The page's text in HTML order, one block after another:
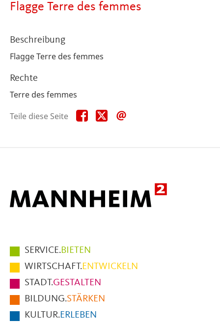
Flagge Terre des femmes
Beschreibung
Flagge Terre des femmes
Rechte
Terre des femmes
Teile diese Seite
Teile
diese
Teile
diese
Hauptmenüpunkte
im
Fußbereich
der
Seite
SERVICE.BIETEN
WIRTSCHAFT.ENTWICKELN
STADT.GESTALTEN
BILDUNG.STÄRKEN
KULTUR.ERLEBEN